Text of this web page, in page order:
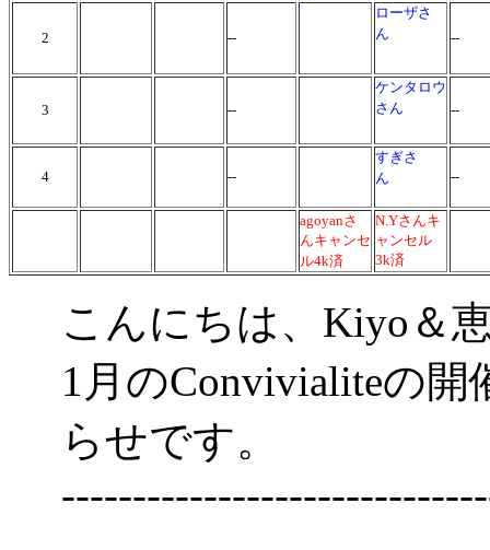
2 --
ローザさ
ん
--
3 --
ケンタロウ
さん
--
4 --
すぎさ
ん
--
agoyanさ
んキャンセ
ル4k済
N.Yさんキ
ャンセル
3k済
こんにちは、Kiyo＆
1月のConvivialiteの
らせです。